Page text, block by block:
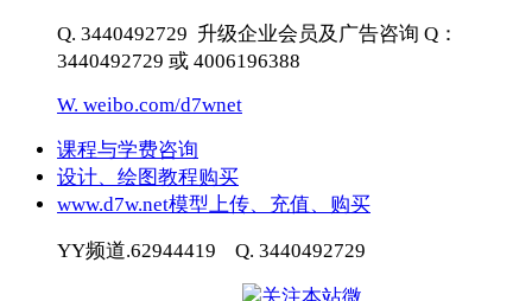
Q. 3440492729 升级企业会员及广告咨询 Q：
3440492729 或 4006196388
W. weibo.com/d7wnet
课程与学费咨询
设计、绘图教程购买
www.d7w.net模型上传、充值、购买
YY频道.62944419 Q. 3440492729